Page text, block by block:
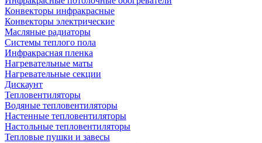
Конвекторы инфракрасные
Конвекторы электрические
Масляные радиаторы
Системы теплого пола
Инфракрасная пленка
Нагревательные маты
Нагревательные секции
Дискаунт
Тепловентиляторы
Водяные тепловентиляторы
Настенные тепловентиляторы
Настольные тепловентиляторы
Тепловые пушки и завесы